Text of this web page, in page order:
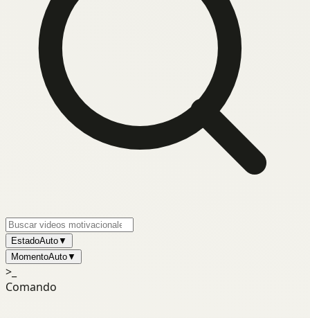
EstadoAuto▼
MomentoAuto▼
>_
Comando